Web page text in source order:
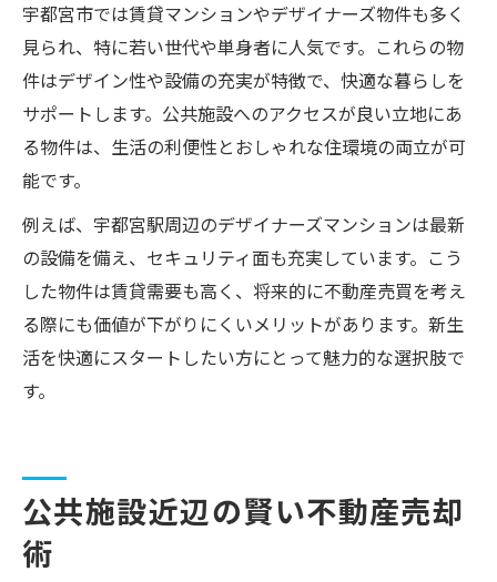
宇都宮市では賃貸マンションやデザイナーズ物件も多く
見られ、特に若い世代や単身者に人気です。これらの物
件はデザイン性や設備の充実が特徴で、快適な暮らしを
サポートします。公共施設へのアクセスが良い立地にあ
る物件は、生活の利便性とおしゃれな住環境の両立が可
能です。
例えば、宇都宮駅周辺のデザイナーズマンションは最新
の設備を備え、セキュリティ面も充実しています。こう
した物件は賃貸需要も高く、将来的に不動産売買を考え
る際にも価値が下がりにくいメリットがあります。新生
活を快適にスタートしたい方にとって魅力的な選択肢で
す。
公共施設近辺の賢い不動産売却
術